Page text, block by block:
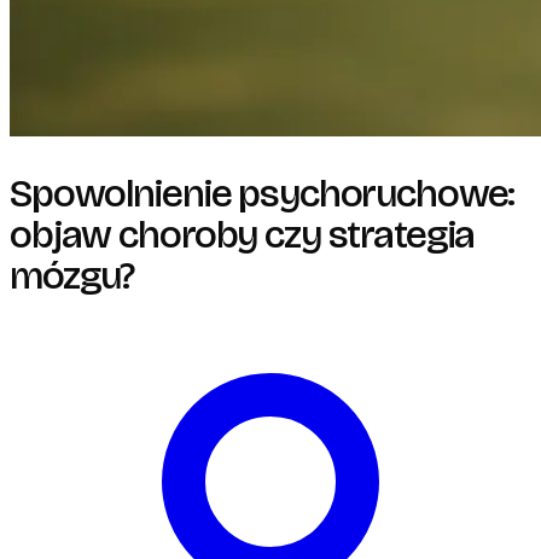
Spowolnienie psychoruchowe:
objaw choroby czy strategia
mózgu?